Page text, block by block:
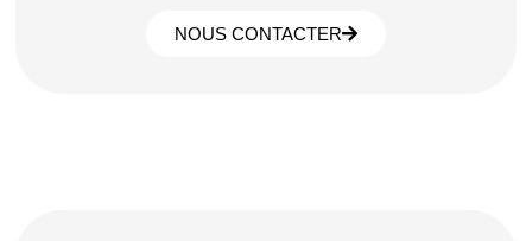
NOUS CONTACTER